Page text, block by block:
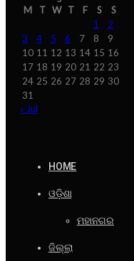
M T W T F S
S
1
2
3
4 5 6 7 8
9
10 11 12 13 14 15 16
17 18 19 20 21 22 23
24 25 26 27 28 29 30
31
« Jul
HOME
ଓଡ଼ିଶା
ମହାନଗର
ଜିଲ୍ଲା